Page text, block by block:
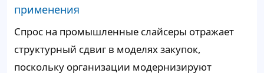
применения
Спрос на промышленные слайсеры отражает
структурный сдвиг в моделях закупок,
поскольку организации модернизируют